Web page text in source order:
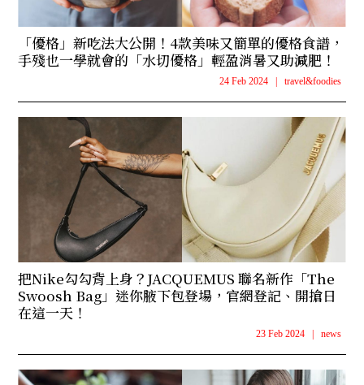
「優格」新吃法大公開！4款美味又簡單的優格食譜，
手殘也一學就會的「水切優格」輕盈消暑又助減肥！
24 Feb 2024 | travel&foodies
把Nike勾勾背上身？JACQUEMUS 聯名新作「The
Swoosh Bag」迷你腋下包登場，官網登記、開搶日
在這一天！
23 Feb 2024 | news